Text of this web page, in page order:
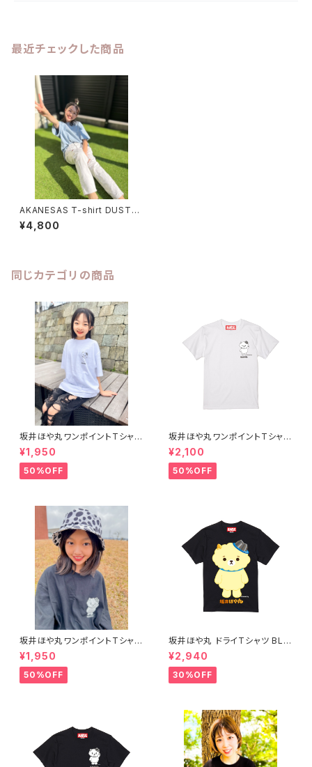
最近チェックした商品
AKANESAS T-shirt DUSTY
BLUE
¥4,800
同じカテゴリの商品
坂井ほや丸ワンポイントTシャツ
白 S〜XL
¥1,950
50%OFF
坂井ほや丸ワンポイントTシャツ
白 XXL
¥2,100
50%OFF
坂井ほや丸ワンポイントTシャツ
黒 S〜XL
¥1,950
50%OFF
坂井ほや丸 ドライTシャツ BLA
CK XXL
¥2,940
30%OFF